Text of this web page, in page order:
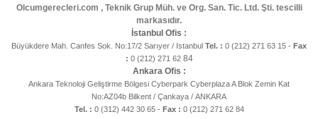
Bu ürüne benzer farklı alternatifler olmalı.
Gönder
Olcumgerecleri.com , Teknik Grup Müh. ve Org. San. Tic. Ltd. Şti. tescilli
markasıdır.
İstanbul Ofis :
Büyükdere Mah. Canfes Sok. No:17/2 Sarıyer / Istanbul Tel. : 0 (212) 271 63 15 - Fax
: 0 (212) 271 6284
Ankara Ofis :
Ankara Teknoloji Geliştirme Bölgesi Cyberpark Cyberplaza A Blok Zemin Kat
No:AZ04b Bilkent / Çankaya / ANKARA
Tel. : 0 (312) 442 30 65 - Fax : 0 (212) 271 62 84